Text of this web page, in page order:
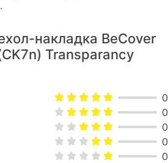
накладка BeCover
Transparancy
0
0
0
0
0